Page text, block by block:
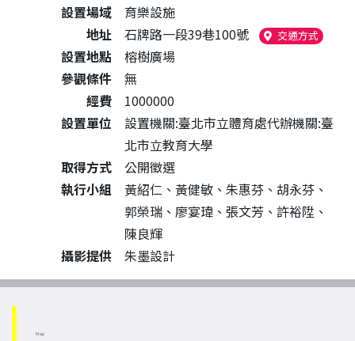
設置場域
育樂設施
地址
石牌路一段39巷100號 交通方式（另開
設置地點
榕樹廣場
參觀條件
無
經費
1000000
設置單位
設置機關:臺北市立體育處代辦機關:臺
北市立教育大學
取得方式
公開徵選
執行小組
黃紹仁、黃健敏、朱惠芬、胡永芬、
郭榮瑞、廖宴瑋、張文芳、許裕陞、
陳良輝
攝影提供
朱墨設計
Map